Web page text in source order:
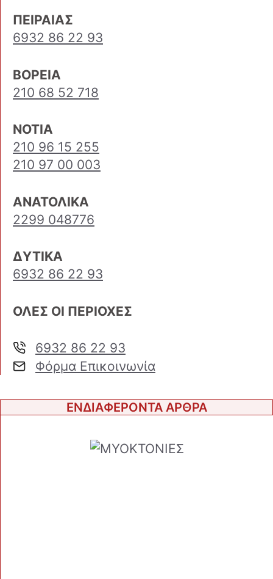
ΠΕΙΡΑΙΑΣ
6932 86 22 93
ΒΟΡΕΙΑ
210 68 52 718
ΝΟΤΙΑ
210 96 15 255
210 97 00 003
ΑΝΑΤΟΛΙΚΑ
2299 048776
ΔΥΤΙΚΑ
6932 86 22 93
ΟΛΕΣ ΟΙ ΠΕΡΙΟΧΕΣ
6932 86 22 93
Φόρμα Επικοινωνία
ΕΝΔΙΑΦΕΡΟΝΤΑ ΑΡΘΡΑ